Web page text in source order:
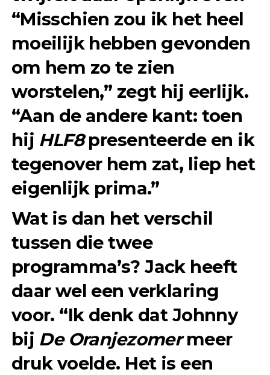
“Misschien zou ik het heel
moeilijk hebben gevonden
om hem zo te zien
worstelen,” zegt hij eerlijk.
“Aan de andere kant: toen
hij HLF8presenteerde en ik
tegenover hem zat, liep het
eigenlijk prima.”
Wat is dan het verschil
tussen die twee
programma’s? Jack heeft
daar wel een verklaring
voor. “Ik denk dat Johnny
bij De Oranjezomermeer
druk voelde. Het is een